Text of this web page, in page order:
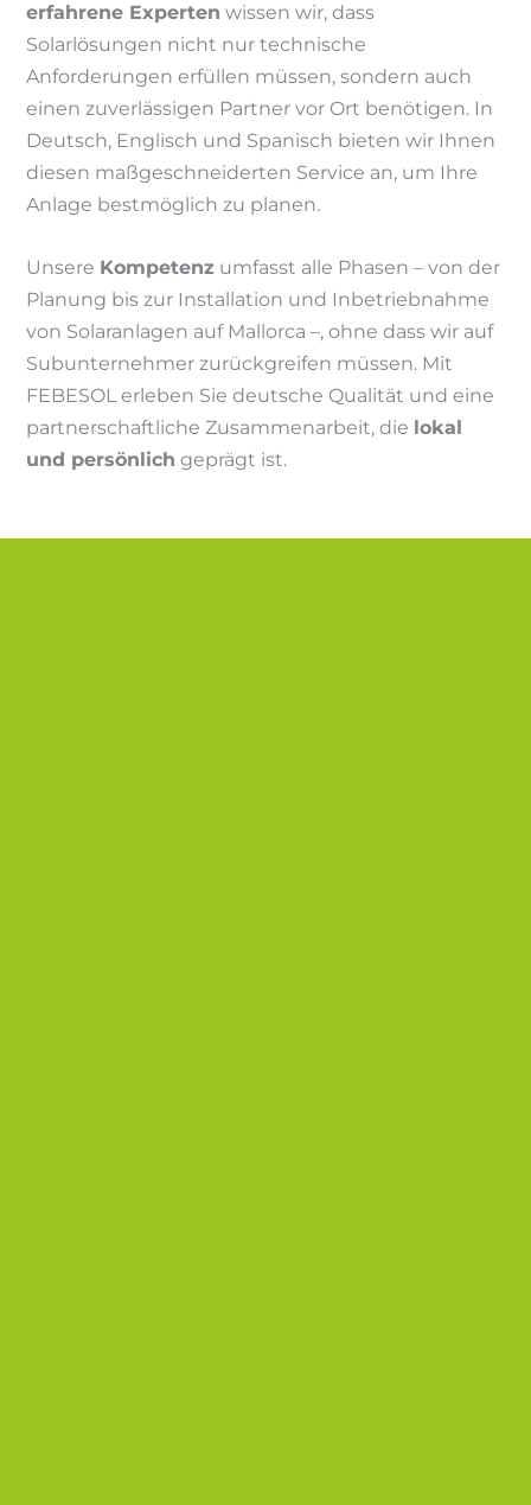
erfahrene Experten wissen wir, dass
Solarlösungen nicht nur technische
Anforderungen erfüllen müssen, sondern auch
einen zuverlässigen Partner vor Ort benötigen. In
Deutsch, Englisch und Spanisch bieten wir Ihnen
diesen maßgeschneiderten Service an, um Ihre
Anlage bestmöglich zu planen.
Unsere Kompetenz umfasst alle Phasen – von der
Planung bis zur Installation und Inbetriebnahme
von Solaranlagen auf Mallorca –, ohne dass wir auf
Subunternehmer zurückgreifen müssen. Mit
FEBESOL erleben Sie deutsche Qualität und eine
partnerschaftliche Zusammenarbeit, die lokal
und persönlich geprägt ist.